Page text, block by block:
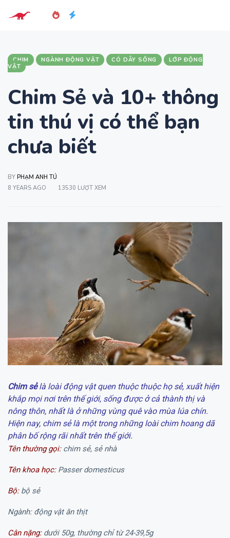
CHIM NGÀNH ĐỘNG VẬT CÓ DÂY SỐNG
LỚP ĐỘNG
VẬT
Chim Sẻ và 10+ thông
tin thú vị có thể bạn
chưa biết
BY PHẠM ANH TÚ
8 YEARS AGO
13530 LƯỢT XEM
Chim sẻlà loài động vật quen thuộc thuộc họ sẻ, xuất hiện
khắp mọi nơi trên thế giới, sống được ở cả thành thị và
nông thôn, nhất là ở những vùng quê vào mùa lúa chín.
Hiện nay, chim sẻ là một trong những loài chim hoang dã
phân bố rộng rãi nhất trên thế giới.
Tên thường gọi:chim sẻ, sẻ nhà
Tên khoa học:Passer domesticus
Bộ:bộ sẻ
Ngành: động vật ăn thịt
Cân nặng:dưới 50g, thường chỉ từ 24-39,5g